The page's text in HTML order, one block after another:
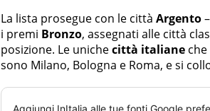
La lista prosegue con le città Argento
i premi Bronzo, assegnati alle città
posizione. Le unichecittà italiane
sono Milano, Bologna e Roma, e si
Aggiungi InItalia alle tue fonti Google